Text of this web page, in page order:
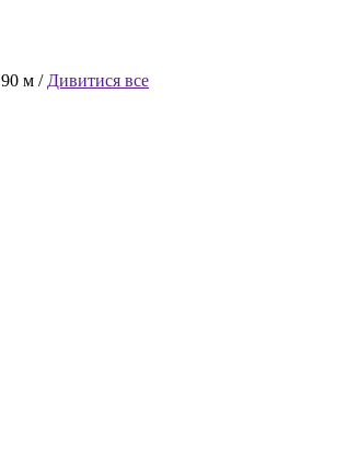
90 м / Дивитися все